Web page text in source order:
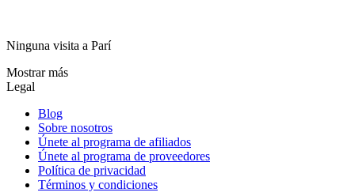
Ninguna visita a Parí
Mostrar más
Legal
Blog
Sobre nosotros
Únete al programa de afiliados
Únete al programa de proveedores
Política de privacidad
Términos y condiciones